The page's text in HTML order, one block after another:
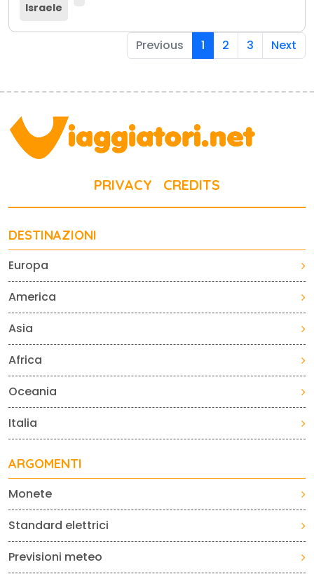
Israele
Previous 1 2 3 Next
PRIVACY CREDITS
DESTINAZIONI
Europa
America
Asia
Africa
Oceania
Italia
ARGOMENTI
Monete
Standard elettrici
Previsioni meteo